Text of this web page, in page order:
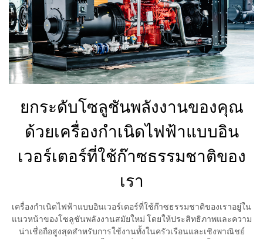
ยกระดับโซลูชันพลังงานของคุณ
ด้วยเครื่องกำเนิดไฟฟ้าแบบอิน
เวอร์เตอร์ที่ใช้ก๊าซธรรมชาติของ
เรา
เครื่องกำเนิดไฟฟ้าแบบอินเวอร์เตอร์ที่ใช้ก๊าซธรรมชาติของเราอยู่ใน
แนวหน้าของโซลูชันพลังงานสมัยใหม่ โดยให้ประสิทธิภาพและความ
น่าเชื่อถือสูงสุดสำหรับการใช้งานทั้งในครัวเรือนและเชิงพาณิชย์